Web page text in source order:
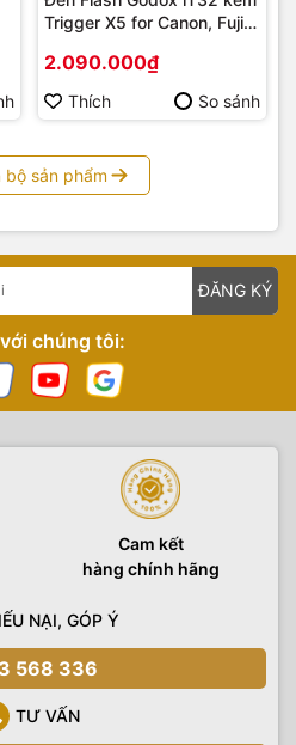
Trigger X5 for Canon, Fuji,
2.090.000₫
Thích So sánh
bộ sản phẩm
ĐĂNG KÝ
chúng tôi:
Cam kết
hàng chính hãng
NẠI, GÓP Ý
568 336
TƯ VẤN